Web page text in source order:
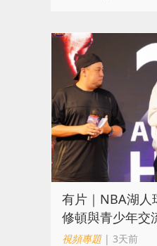
有片｜NBA湖
修頓與青少年交
視頻專題| 3天前